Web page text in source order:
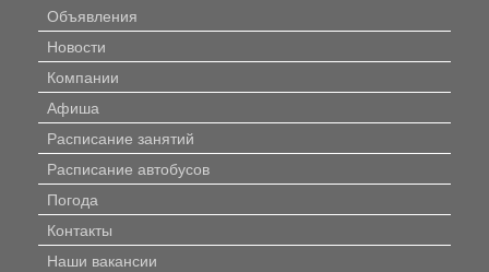
Объявления
Новости
Компании
Афиша
Расписание занятий
Расписание автобусов
Погода
Контакты
Наши вакансии